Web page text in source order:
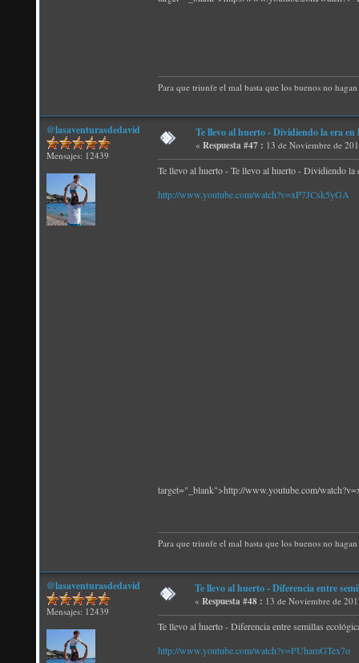
Para que triunfe el mal basta que los buenos no
@lasaventurasdedavid
Mensajes: 12439
Te llevo al huerto - Dividiendo la era
« Respuesta #47 : 13 de Noviembre de
Te llevo al huerto - Te llevo al huerto - Dividiendo la
http://www.youtube.com/watch?v=xP7JCsk5yGA
target="_blank">http://www.youtube.com/
Para que triunfe el mal basta que los buenos no
@lasaventurasdedavid
Mensajes: 12439
Te llevo al huerto - Diferencia entre
« Respuesta #48 : 13 de Noviembre de
Te llevo al huerto - Diferencia entre semillas
http://www.youtube.com/watch?v=PUhamGTex7o